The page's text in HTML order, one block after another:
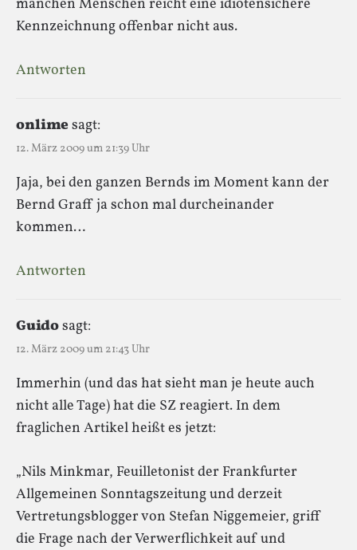
manchen Menschen reicht eine idiotensichere
Kennzeichnung offenbar nicht aus.
Antworten
onlimesagt:
12. März 2009 um 21:39 Uhr
Jaja, bei den ganzen Bernds im Moment kann der
Bernd Graff ja schon mal durcheinander
kommen…
Antworten
Guidosagt:
12. März 2009 um 21:43 Uhr
Immerhin (und das hat sieht man je heute auch
nicht alle Tage) hat die SZ reagiert. In dem
fraglichen Artikel heißt es jetzt:
„Nils Minkmar, Feuilletonist der Frankfurter
Allgemeinen Sonntagszeitung und derzeit
Vertretungsblogger von Stefan Niggemeier, griff
die Frage nach der Verwerflichkeit auf und